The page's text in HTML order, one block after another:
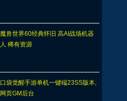
魔兽世界60经典怀旧 高AI战场机器
人 稀有资源
口袋觉醒手游单机一键端23SS版本,
网页GM后台